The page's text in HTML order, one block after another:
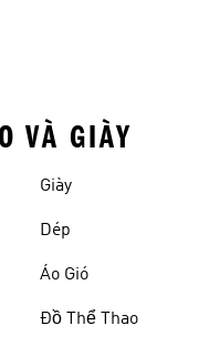
VÀ GIÀY
Giày
Dép
Áo Gió
Đồ Thể Thao